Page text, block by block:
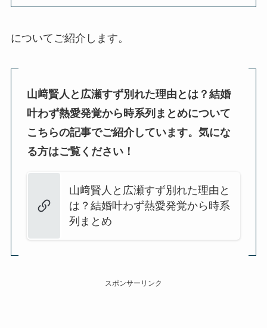
についてご紹介します。
山﨑賢人と広瀬すず別れた理由とは？結婚
叶わず熱愛発覚から時系列まとめについて
こちらの記事でご紹介しています。気にな
る方はご覧ください！
山﨑賢人と広瀬すず別れた理由と
は？結婚叶わず熱愛発覚から時系
列まとめ
スポンサーリンク